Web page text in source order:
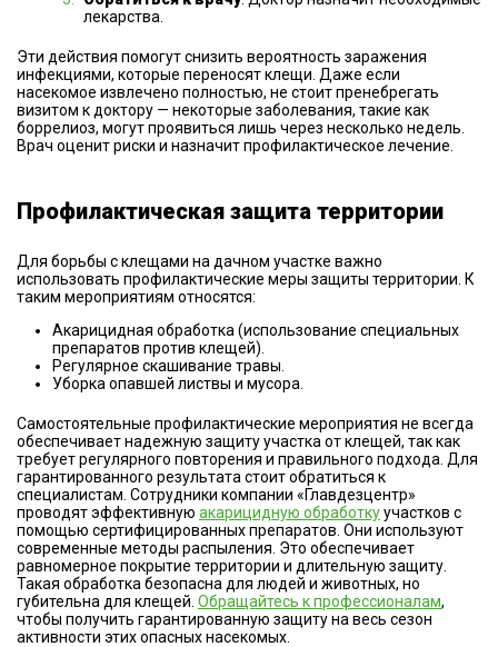
лекарства.
Эти действия помогут снизить вероятность заражения
инфекциями, которые переносят клещи. Даже если
насекомое извлечено полностью, не стоит пренебрегать
визитом к доктору — некоторые заболевания, такие как
боррелиоз, могут проявиться лишь через несколько недель.
Врач оценит риски и назначит профилактическое лечение.
Профилактическая защита территории
Для борьбы с клещами на дачном участке важно
использовать профилактические меры защиты территории. К
таким мероприятиям относятся:
Акарицидная обработка (использование специальных
препаратов против клещей).
Регулярное скашивание травы.
Уборка опавшей листвы и мусора.
Самостоятельные профилактические мероприятия не всегда
обеспечивает надежную защиту участка от клещей, так как
требует регулярного повторения и правильного подхода. Для
гарантированного результата стоит обратиться к
специалистам. Сотрудники компании «Главдезцентр»
проводят эффективную акарицидную обработкуучастков с
помощью сертифицированных препаратов. Они используют
современные методы распыления. Это обеспечивает
равномерное покрытие территории и длительную защиту.
Такая обработка безопасна для людей и животных, но
губительна для клещей. Обращайтесь к профессионалам,
чтобы получить гарантированную защиту на весь сезон
активности этих опасных насекомых.